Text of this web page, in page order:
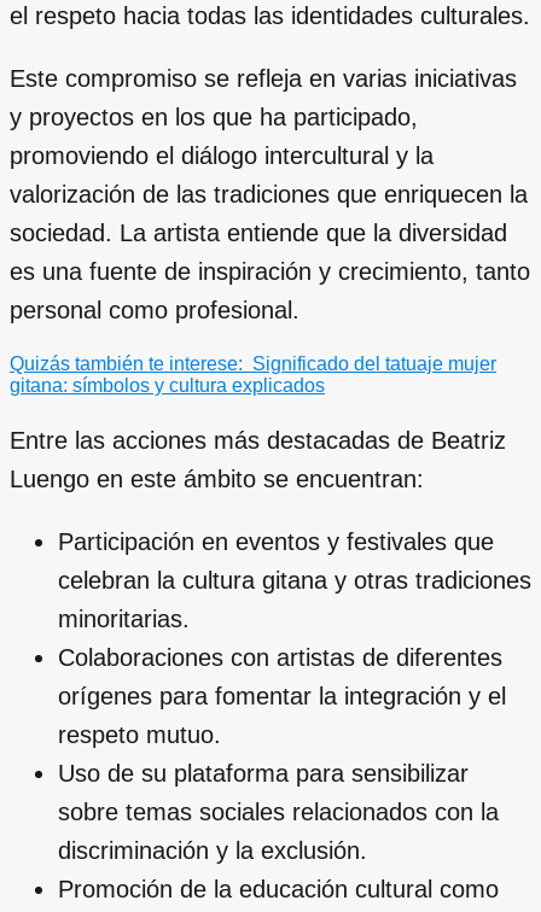
el respeto hacia todas las identidades culturales.
Este compromiso se refleja en varias iniciativas
y proyectos en los que ha participado,
promoviendo el diálogo intercultural y la
valorización de las tradiciones que enriquecen la
sociedad. La artista entiende que la diversidad
es una fuente de inspiración y crecimiento, tanto
personal como profesional.
Quizás también te interese: Significado del tatuaje mujer
gitana: símbolos y cultura explicados
Entre las acciones más destacadas de Beatriz
Luengo en este ámbito se encuentran:
Participación en eventos y festivales que
celebran la cultura gitana y otras tradiciones
minoritarias.
Colaboraciones con artistas de diferentes
orígenes para fomentar la integración y el
respeto mutuo.
Uso de su plataforma para sensibilizar
sobre temas sociales relacionados con la
discriminación y la exclusión.
Promoción de la educación cultural como